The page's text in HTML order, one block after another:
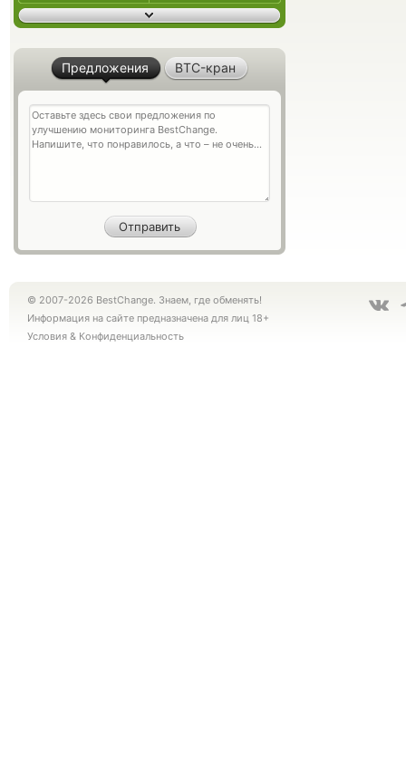
Предложения BTC-кран
© 2007-2026 BestChange. Знаем, где обменять!
Информация на сайте предназначена для лиц 18+
Условия & Конфиденциальность